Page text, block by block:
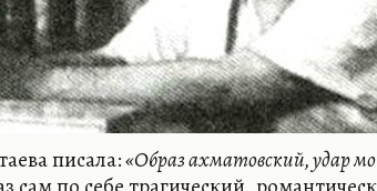
писала:«Образ ахматовский, удар